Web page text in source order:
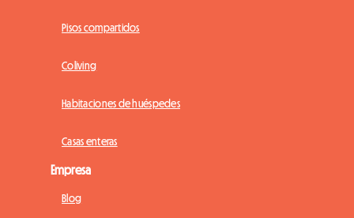
Pisos compartidos
Coliving
Habitaciones de huéspedes
Casas enteras
Empresa
Blog